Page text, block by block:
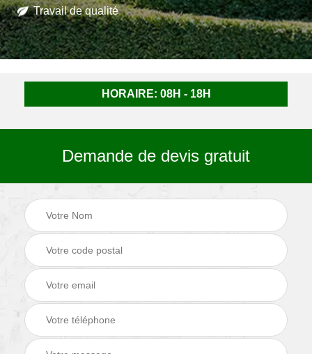
Travail de qualité
HORAIRE: 08H - 18H
Demande de devis gratuit